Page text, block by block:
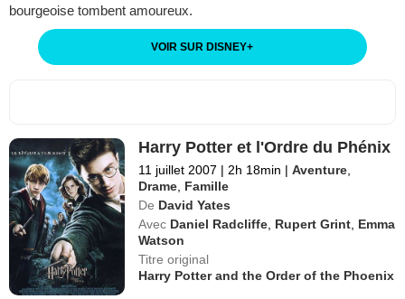
bourgeoise tombent amoureux.
VOIR SUR DISNEY+
Harry Potter et l'Ordre du Phénix
11 juillet 2007 | 2h 18min | Aventure
Drame Famille
De David Yates
Avec Daniel Radcliffe Rupert Grint Emma
Watson
Titre original
Harry Potter and the Order of the Phoenix